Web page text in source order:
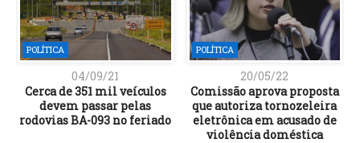
POLÍTICA
04/09/21
Cerca de 351 mil veículos
devem passar pelas
rodovias BA-093 no feriado
POLÍTICA
20/05/22
Comissão aprova proposta
que autoriza tornozeleira
eletrônica em acusado de
violência doméstica